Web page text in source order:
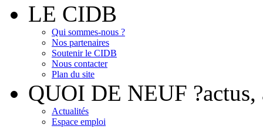
LE CIDB
Qui sommes-nous ?
Nos partenaires
Soutenir le CIDB
Nous contacter
Plan du site
QUOI DE NEUF ?
Actualités
Espace emploi